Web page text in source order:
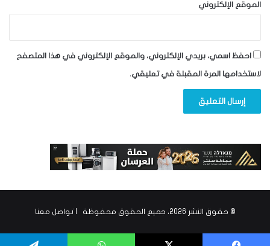
الموقع الإلكتروني
احفظ اسمي، بريدي الإلكتروني، والموقع الإلكتروني في هذا المتصفح
لاستخدامها المرة المقبلة في تعليقي.
© حقوق النشر 2026، جميع الحقوق محفوظة | تواصل معنا